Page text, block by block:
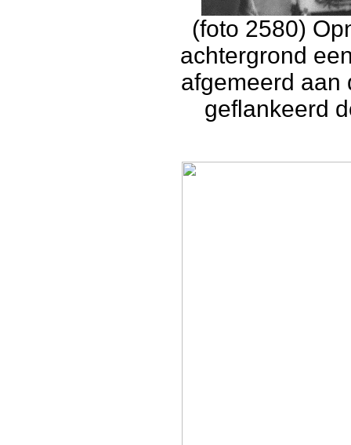
(foto 2580)
achtergrond
afgemeerd aan
geflankeerd